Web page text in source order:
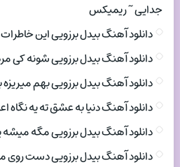
جدایی ~ ریمیکس
دانلود آهنگ بیدل برزویی این
دانلود آهنگ بیدل برزویی شونه
دانلود آهنگ بیدل برزویی بهم میریزه
دانلود آهنگ دنیا به عشق ته یه نگاه
دانلود آهنگ بیدل برزویی مگه میشه
دانلود آهنگ بیدل برزویی دست